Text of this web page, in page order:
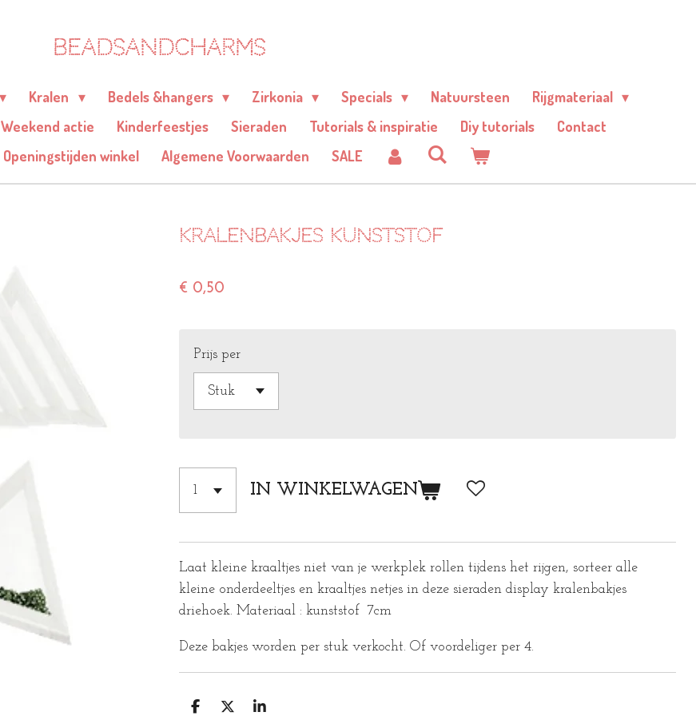
BEADSANDCHARMS
Kralen Bedels &hangers Zirkonia Specials Natuursteen
Rijgmateriaal
Weekend actie Kinderfeestjes Sieraden Tutorials & inspiratie Diy tutorials
Contact
Openingstijden winkel Algemene Voorwaarden SALE
Kralenbakjes kunststof
€ 0,50
Prijs per
IN WINKELWAGEN
Laat kleine kraaltjes niet van je werkplek rollen tijdens het rijgen, sorteer alle
kleine onderdeeltjes en kraaltjes netjes in deze sieraden display kralenbakjes
driehoek. Materiaal : kunststof 7cm
Deze bakjes worden per stuk verkocht. Of voordeliger per 4.
D D S